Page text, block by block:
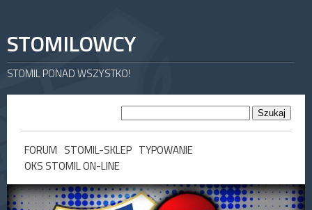
STOMILOWCY
STOMIL PONAD WSZYSTKO!
FORUM STOMIL-SKLEP TYPOWANIE
OKS STOMIL ON-LINE